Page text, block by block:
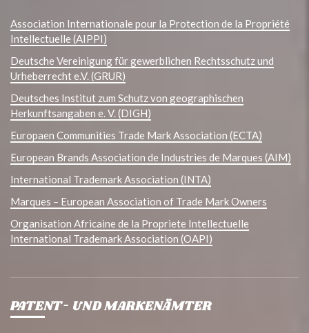
Association Internationale pour la Protection de la Propriété
Intellectuelle (AIPPI)
Deutsche Vereinigung für gewerblichen Rechtsschutz und
Urheberrecht e.V. (GRUR)
Deutsches Institut zum Schutz von geographischen
Herkunftsangaben e. V. (DIGH)
Europaen Communities Trade Mark Association (ECTA)
European Brands Association de Industries de Marques (AIM)
International Trademark Association (INTA)
Marques – European Association of Trade Mark Owners
Organisation Africaine de la Propriete Intellectuelle
International Trademark Association (OAPI)
PATENT- UND MARKENÄMTER